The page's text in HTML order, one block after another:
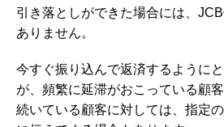
引き落としができた場合には、
ありません。
今すぐ振り込んで返済するように
が、頻繁に延滞がおこっている顧
続いている顧客に対しては、指定